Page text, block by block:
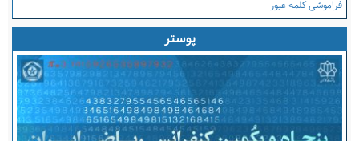
فراموشی کلمه عبور
پوستر